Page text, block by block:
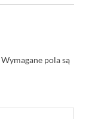
Wymagane pola są